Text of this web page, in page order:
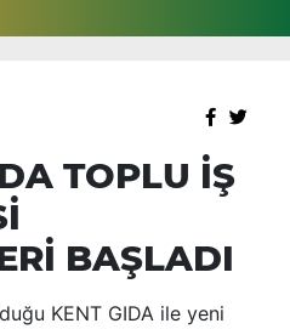
TOPLU İŞ
BAŞLADI
KENT GIDA ile yeni